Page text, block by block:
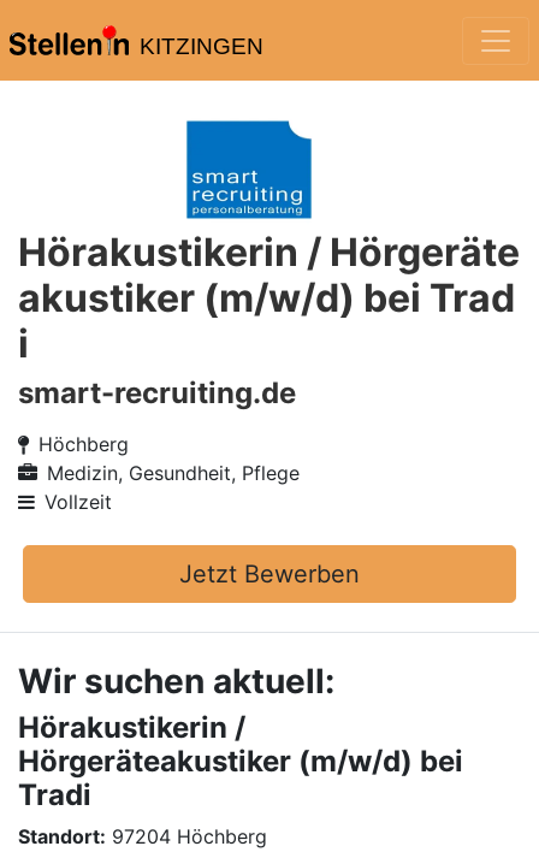
KITZINGEN
Hörakustikerin / Hörgeräte
akustiker (m/w/d) bei Trad
i
smart-recruiting.de
Höchberg
Medizin, Gesundheit, Pflege
Vollzeit
Jetzt Bewerben
Wir suchen aktuell:
Hörakustikerin /
Hörgeräteakustiker (m/w/d) bei
Tradi
Standort: 97204 Höchberg